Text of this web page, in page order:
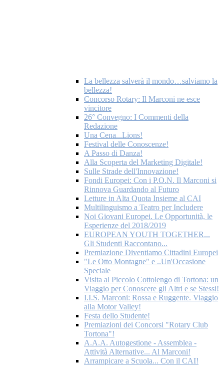
La bellezza salverà il mondo…salviamo la
bellezza!
Concorso Rotary: Il Marconi ne esce
vincitore
26° Convegno: I Commenti della
Redazione
Una Cena...Lions!
Festival delle Conoscenze!
A Passo di Danza!
Alla Scoperta del Marketing Digitale!
Sulle Strade dell'Innovazione!
Fondi Europei: Con i P.O.N. Il Marconi si
Rinnova Guardando al Futuro
Letture in Alta Quota Insieme al CAI
Multilinguismo a Teatro per Includere
Noi Giovani Europei. Le Opportunità, le
Esperienze del 2018/2019
EUROPEAN YOUTH TOGETHER...
Gli Studenti Raccontano...
Premiazione Diventiamo Cittadini Europei
"Le Otto Montagne" e ..Un'Occasione
Speciale
Visita al Piccolo Cottolengo di Tortona: un
Viaggio per Conoscere gli Altri e se Stessi!
I.I.S. Marconi: Rossa e Ruggente. Viaggio
alla Motor Valley!
Festa dello Studente!
Premiazioni dei Concorsi "Rotary Club
Tortona"!
A.A.A. Autogestione - Assemblea -
Attività Alternative... Al Marconi!
Arrampicare a Scuola... Con il CAI!